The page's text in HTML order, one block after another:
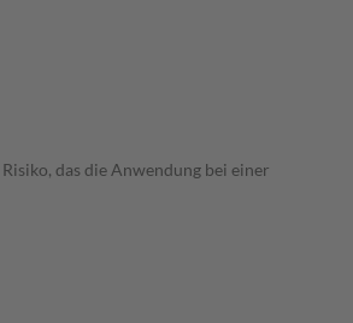
das die Anwendung bei einer